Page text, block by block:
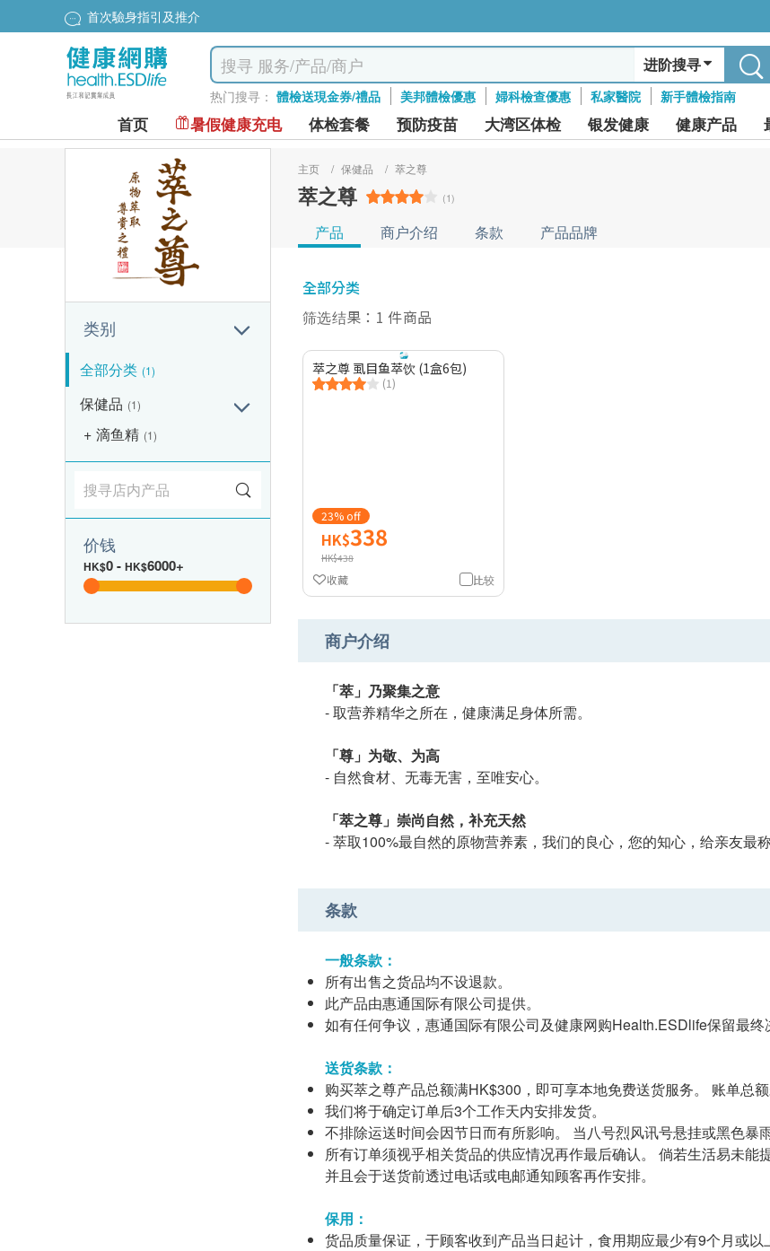
首次驗身指引及推介
进阶搜寻
热门搜寻： 體檢送現金券/禮品 美邦體檢優惠 婦科檢查優惠 私家醫院 新手體檢指南
首页 暑假健康充电 体检套餐 预防疫苗 大湾区体检 银发健康 健康产品
类别
全部分类 (1)
保健品 (1)
滴鱼精 (1)
价钱
HK$0- HK$6000+
主页 / 保健品 / 萃之尊
萃之尊 (1)
产品 商户介绍 条款 产品品牌
全部分类
筛选结果：1 件商品
萃之尊 虱目鱼萃饮 (1盒6包)
(1)
23% off
HK$338
HK$438
比较
收藏
商户介绍
「萃」乃聚集之意
- 取营养精华之所在，健康满足身体所需。
「尊」为敬、为高
- 自然食材、无毒无害，至唯安心。
「萃之尊」崇尚自然，补充天然
- 萃取100%最自然的原物营养素，我们的良心，您的知心，给亲友最称
条款
一般条款：
所有出售之货品均不设退款。
此产品由惠通国际有限公司提供。
如有任何争议，惠通国际有限公司及健康网购Health.ESDlife保留最终
送货条款：
购买萃之尊产品总额满HK$300，即可享本地免费送货服务。 账单总
我们将于确定订单后3个工作天内安排发货。
不排除运送时间会因节日而有所影响。 当八号烈风讯号悬挂或黑色暴
所有订单须视乎相关货品的供应情况再作最后确认。 倘若生活易未能
并且会于送货前透过电话或电邮通知顾客再作安排。
保用：
货品质量保证，于顾客收到产品当日起计，食用期应最少有9个月或以